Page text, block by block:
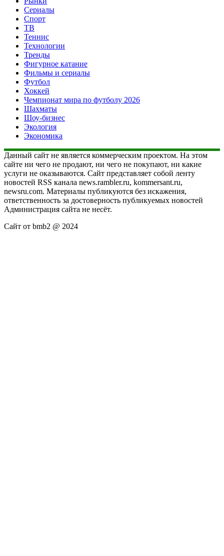
Сериалы
Спорт
ТВ
Теннис
Технологии
Тренды
Фигурное катание
Фильмы и сериалы
Футбол
Хоккей
Чемпионат мира по футболу 2026
Шахматы
Шоу-бизнес
Экология
Экономика
Данный сайт не является коммерческим проектом. На этом
сайте ни чего не продают, ни чего не покупают, ни какие
услуги не оказываются. Сайт представляет собой ленту
новостей RSS канала news.rambler.ru, kommersant.ru,
newsru.com. Материалы публикуются без искажения,
ответственность за достоверность публикуемых новостей
Администрация сайта не несёт.
Сайт от bmb2 @ 2024